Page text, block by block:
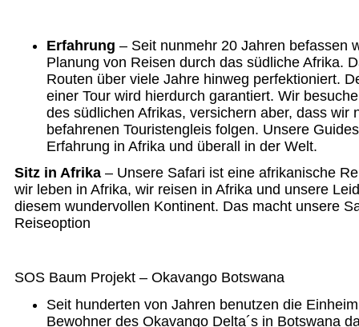
Erfahrung – Seit nunmehr 20 Jahren befassen
Planung von Reisen durch das südliche Afrika.
Routen über viele Jahre hinweg perfektioniert.
einer Tour wird hierdurch garantiert. Wir
des südlichen Afrikas, versichern aber, dass wir
befahrenen Touristengleis folgen. Unsere
Erfahrung in Afrika und überall in der Welt.
Sitz in Afrika – Unsere Safari ist eine afrikanische
wir leben in Afrika, wir reisen in Afrika und unsere
diesem wundervollen Kontinent. Das macht unsere
Reiseoption
SOS Baum Projekt – Okavango Botswana
Seit hunderten von Jahren benutzen die
Bewohner des Okavango Delta´s in Botswana